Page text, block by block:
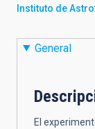
Instituto de
General
El